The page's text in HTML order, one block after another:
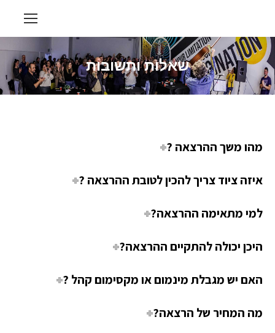
שאלות ותשובות
מהו משך ההרצאה ?
איזה ציוד צריך להכין לטובת ההרצאה ?
למי מתאימה ההרצאה?
היכן יכולה להתקיים ההרצאה?
האם יש מגבלת מינמום או מקסימום קהל ?
מה המחיר של הרצאה?